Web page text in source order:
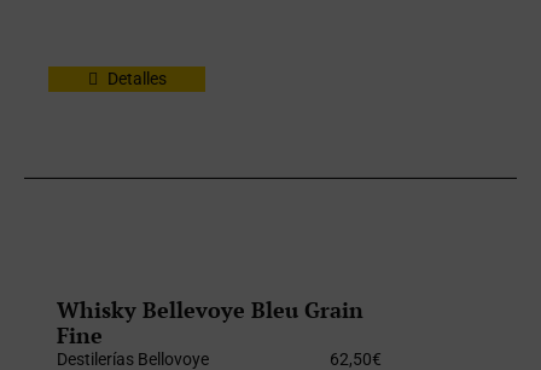
Detalles
Whisky Bellevoye Bleu Grain
Fine
Destilerías Bellovoye 62,50€